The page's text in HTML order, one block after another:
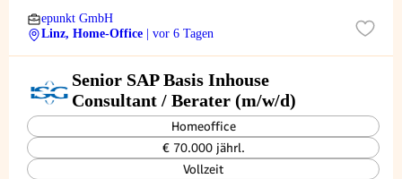
epunkt GmbH
Linz, Home-Office
| vor 6 Tagen
Senior SAP Basis Inhouse
Consultant / Berater (m/w/d)
Homeoffice
€ 70.000 jährl.
Vollzeit